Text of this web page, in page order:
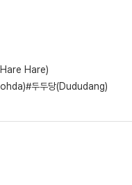
Hare)
#두두당(Dududang)